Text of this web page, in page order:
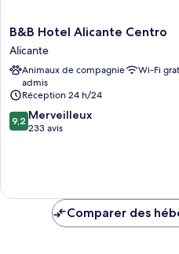
B&B
Hotel
Alicante
Centro
Alicante
B&B Hotel Alicante Centro
Alicante
Animaux de compagnie
admis
Wi-Fi
Réception 24 h/24
9.2
sur
9,2 Merveilleux
233 avis
Comparer des